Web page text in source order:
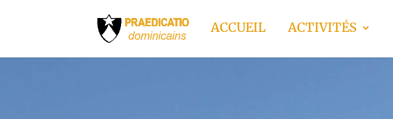
ACCUEIL ACTIVITÉS